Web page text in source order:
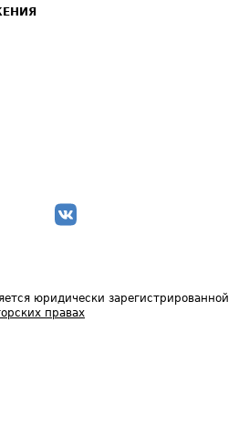
юридически зарегистрированной
правах